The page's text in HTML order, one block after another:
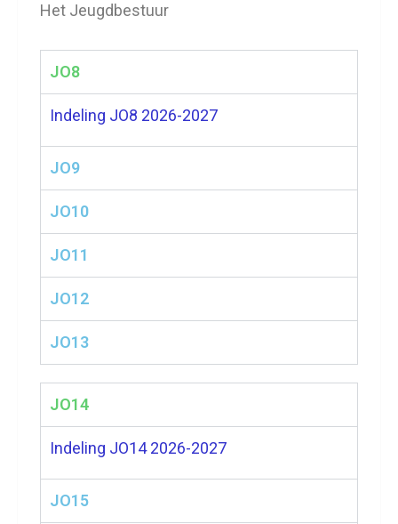
Het Jeugdbestuur
JO8
Indeling JO8 2026-2027
JO9
JO10
JO11
JO12
JO13
JO14
Indeling JO14 2026-2027
JO15